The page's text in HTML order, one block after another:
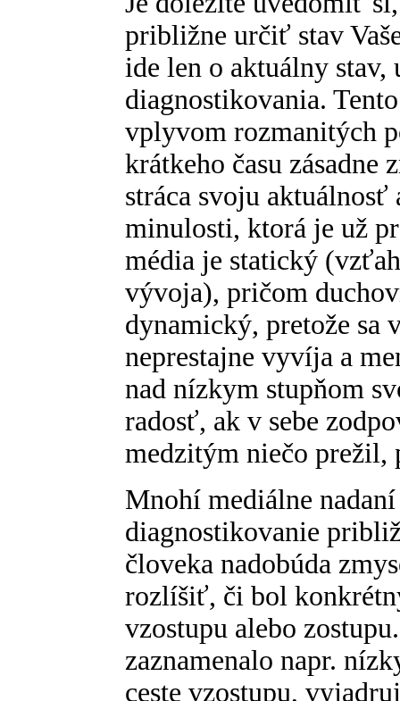
približne určiť stav
ide len o aktuálny stav,
diagnostikovania.
vplyvom rozmanitých
krátkeho času zásadne
stráca svoju
minulosti, ktorá je už
média je statický
vývoja), pričom
dynamický, pretože sa
neprestajne vyvíja a
nad nízkym stupňom
radosť, ak v sebe
medzitým niečo
Mnohí mediálne
diagnostikovanie
človeka nadobúda
rozlíšiť, či bol
vzostupu alebo
zaznamenalo napr.
ceste vzostupu,